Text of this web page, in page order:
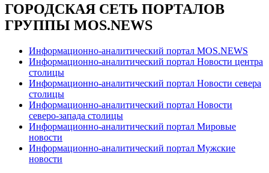
ГОРОДСКАЯ СЕТЬ ПОРТАЛОВ
ГРУППЫ MOS.NEWS
Информационно-аналитический портал MOS.NEWS
Информационно-аналитический портал Новости центра
столицы
Информационно-аналитический портал Новости севера
столицы
Информационно-аналитический портал Новости
северо-запада столицы
Информационно-аналитический портал Мировые
новости
Информационно-аналитический портал Мужские
новости